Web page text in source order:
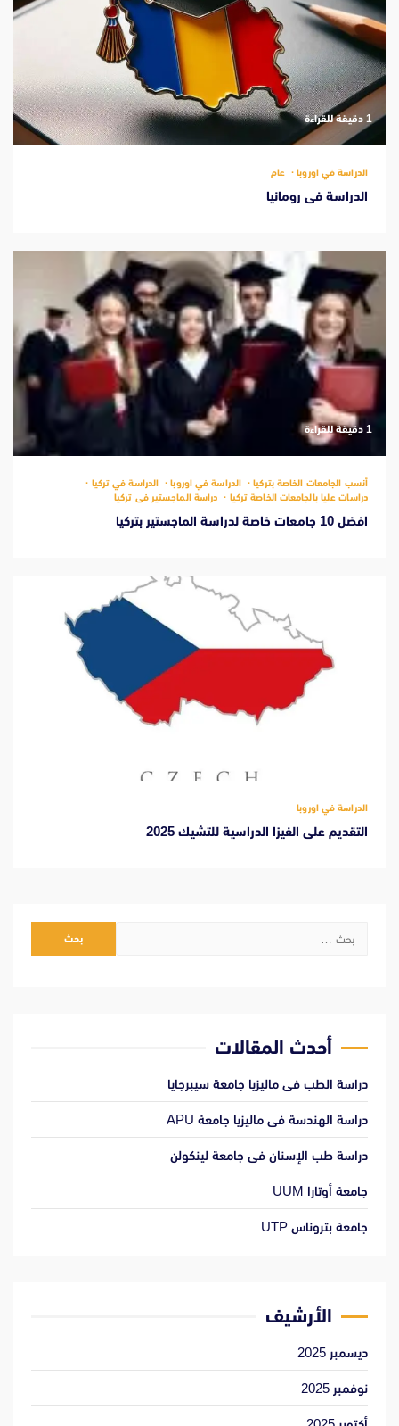
‫1 دقيقة للقراءة
الدراسة في اوروبا عام
الدراسة فى رومانيا
‫1 دقيقة للقراءة
أنسب الجامعات الخاصة بتركيا الدراسة في اوروبا
الدراسة في تركيا
دراسات عليا بالجامعات الخاصة تركيا
دراسة الماجستير فى تركيا
افضل 10 جامعات خاصة لدراسة الماجستير بتركيا
الدراسة في اوروبا
التقديم على الفيزا الدراسية للتشيك 2025
البحث
أحدث المقالات
دراسة الطب فى ماليزيا جامعة سيبرجايا
دراسة الهندسة فى ماليزيا جامعة APU
دراسة طب الإسنان فى جامعة لينكولن
جامعة أوتارا UUM
جامعة بتروناس UTP
الأرشيف
ديسمبر 2025
نوفمبر 2025